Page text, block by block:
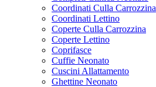
Coordinati Culla Carrozzina
Coordinati Lettino
Coperte Culla Carrozzina
Coperte Lettino
Coprifasce
Cuffie Neonato
Cuscini Allattamento
Ghettine Neonato